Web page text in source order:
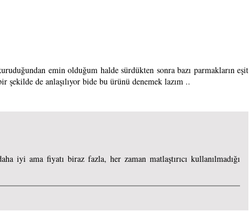
emin olduğum halde sürdükten sonra bazı parmakların eşit
şekilde de anlaşılıyor bide bu ürünü denemek lazım ..
iyi ama fiyatı biraz fazla, her zaman matlaştırıcı kullanılmadığı